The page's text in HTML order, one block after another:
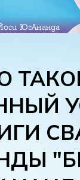
ЮгАнанда